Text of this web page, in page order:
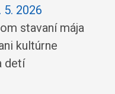
5. 2026
stavaní mája
kultúrne
detí